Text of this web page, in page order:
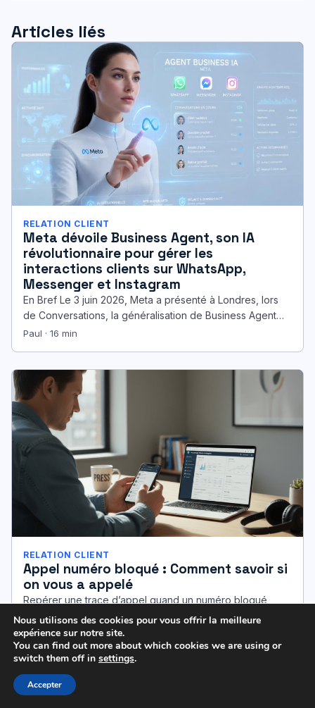
Articles liés
RELATION CLIENT
Meta dévoile Business Agent, son IA
révolutionnaire pour gérer les
interactions clients sur WhatsApp,
Messenger et Instagram
En Bref Le 3 juin 2026, Meta a présenté à Londres, lors
de Conversations, la généralisation de Business Agent
pour…
Paul · 16 min
RELATION CLIENT
Appel numéro bloqué : Comment savoir si
on vous a appelé
Repérer une trace d’appel quand un numéro bloqué
insiste n’est pas un fantasme technophile. C’est un besoin
réel, porté par…
Elisa · 18 min
Nous utilisons des cookies pour vous offrir la meilleure
expérience sur notre site.
You can find out more about which cookies we are using or
switch them off in settings.
Accepter